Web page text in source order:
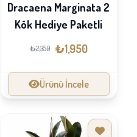
Dracaena Marginata 2
Kök Hediye Paketli
₺2,350 ₺1,950
Ürünü İncele